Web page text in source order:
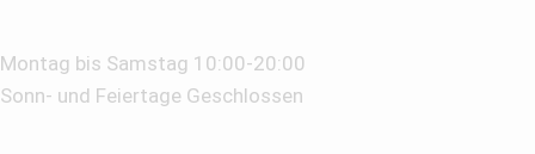
Montag bis Samstag 10:00-20:00
Sonn- und Feiertage Geschlossen